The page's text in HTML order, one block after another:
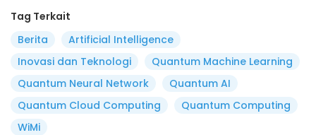
Tag Terkait
Berita
Artificial Intelligence
Inovasi dan Teknologi
Quantum Machine Learning
Quantum Neural Network
Quantum AI
Quantum Cloud Computing
Quantum Computing
WiMi